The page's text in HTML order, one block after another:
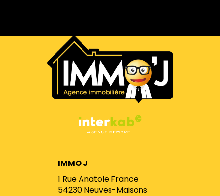
IMMO J
1 Rue Anatole France
54230 Neuves-Maisons